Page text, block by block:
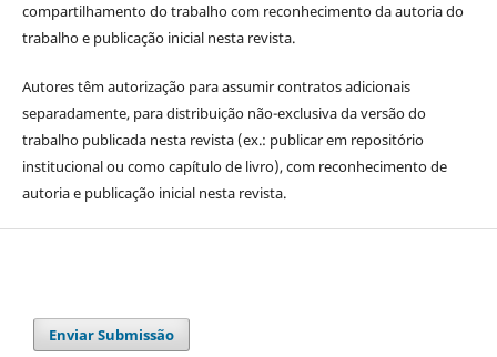
compartilhamento do trabalho com reconhecimento da autoria do
trabalho e publicação inicial nesta revista.
Autores têm autorização para assumir contratos adicionais
separadamente, para distribuição não-exclusiva da versão do
trabalho publicada nesta revista (ex.: publicar em repositório
institucional ou como capítulo de livro), com reconhecimento de
autoria e publicação inicial nesta revista.
Enviar Submissão